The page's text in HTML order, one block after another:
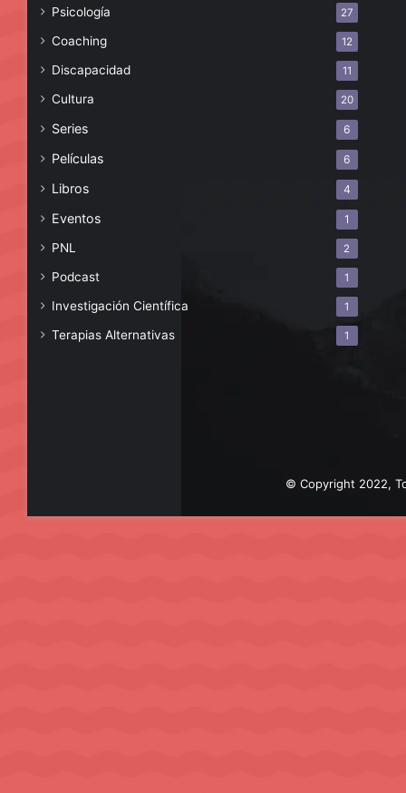
Psicología 27
Coaching 12
Discapacidad 11
Cultura 20
Series 6
Películas 6
Libros 4
Eventos 1
PNL 2
Podcast 1
Investigación Científica 1
Terapias Alternativas 1
© Copyright 2022,